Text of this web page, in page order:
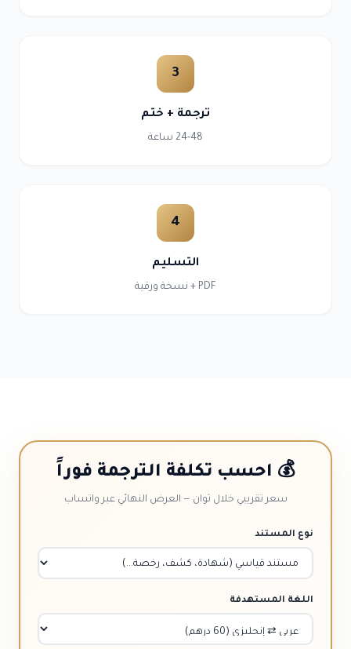
3
ترجمة + ختم
24-48 ساعة
4
التسليم
PDF + نسخة ورقية
💰 احسب تكلفة الترجمة فوراً
سعر تقريبي خلال ثوان — العرض النهائي عبر واتساب
نوع المستند
اللغة المستهدفة